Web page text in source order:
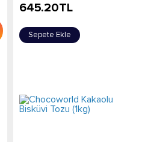
645.20TL
Sepete Ekle